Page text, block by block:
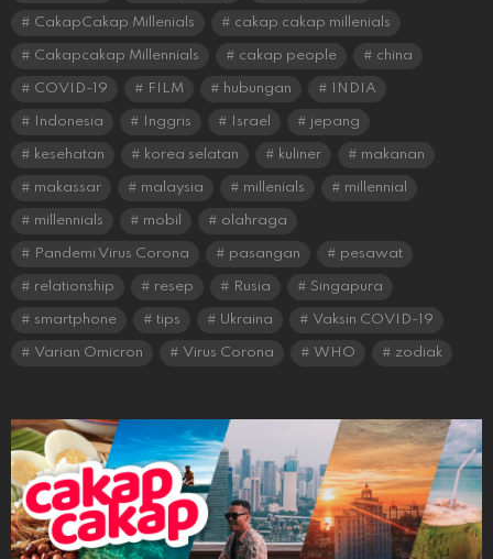
CakapCakap Millenials cakap cakap millenials
Cakapcakap Millennials cakap people china
COVID-19 FILM hubungan INDIA
Indonesia Inggris Israel jepang
kesehatan korea selatan kuliner makanan
makassar malaysia millenials millennial
millennials mobil olahraga
Pandemi Virus Corona pasangan pesawat
relationship resep Rusia Singapura
smartphone tips Ukraina Vaksin COVID-19
Varian Omicron Virus Corona WHO zodiak